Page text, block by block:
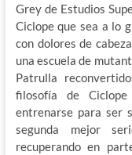
Grey de Estudios
Ciclope que sea a lo
con dolores de
una escuela de
Patrulla
filosofía de
entrenarse para ser
segunda mejor
recuperando en